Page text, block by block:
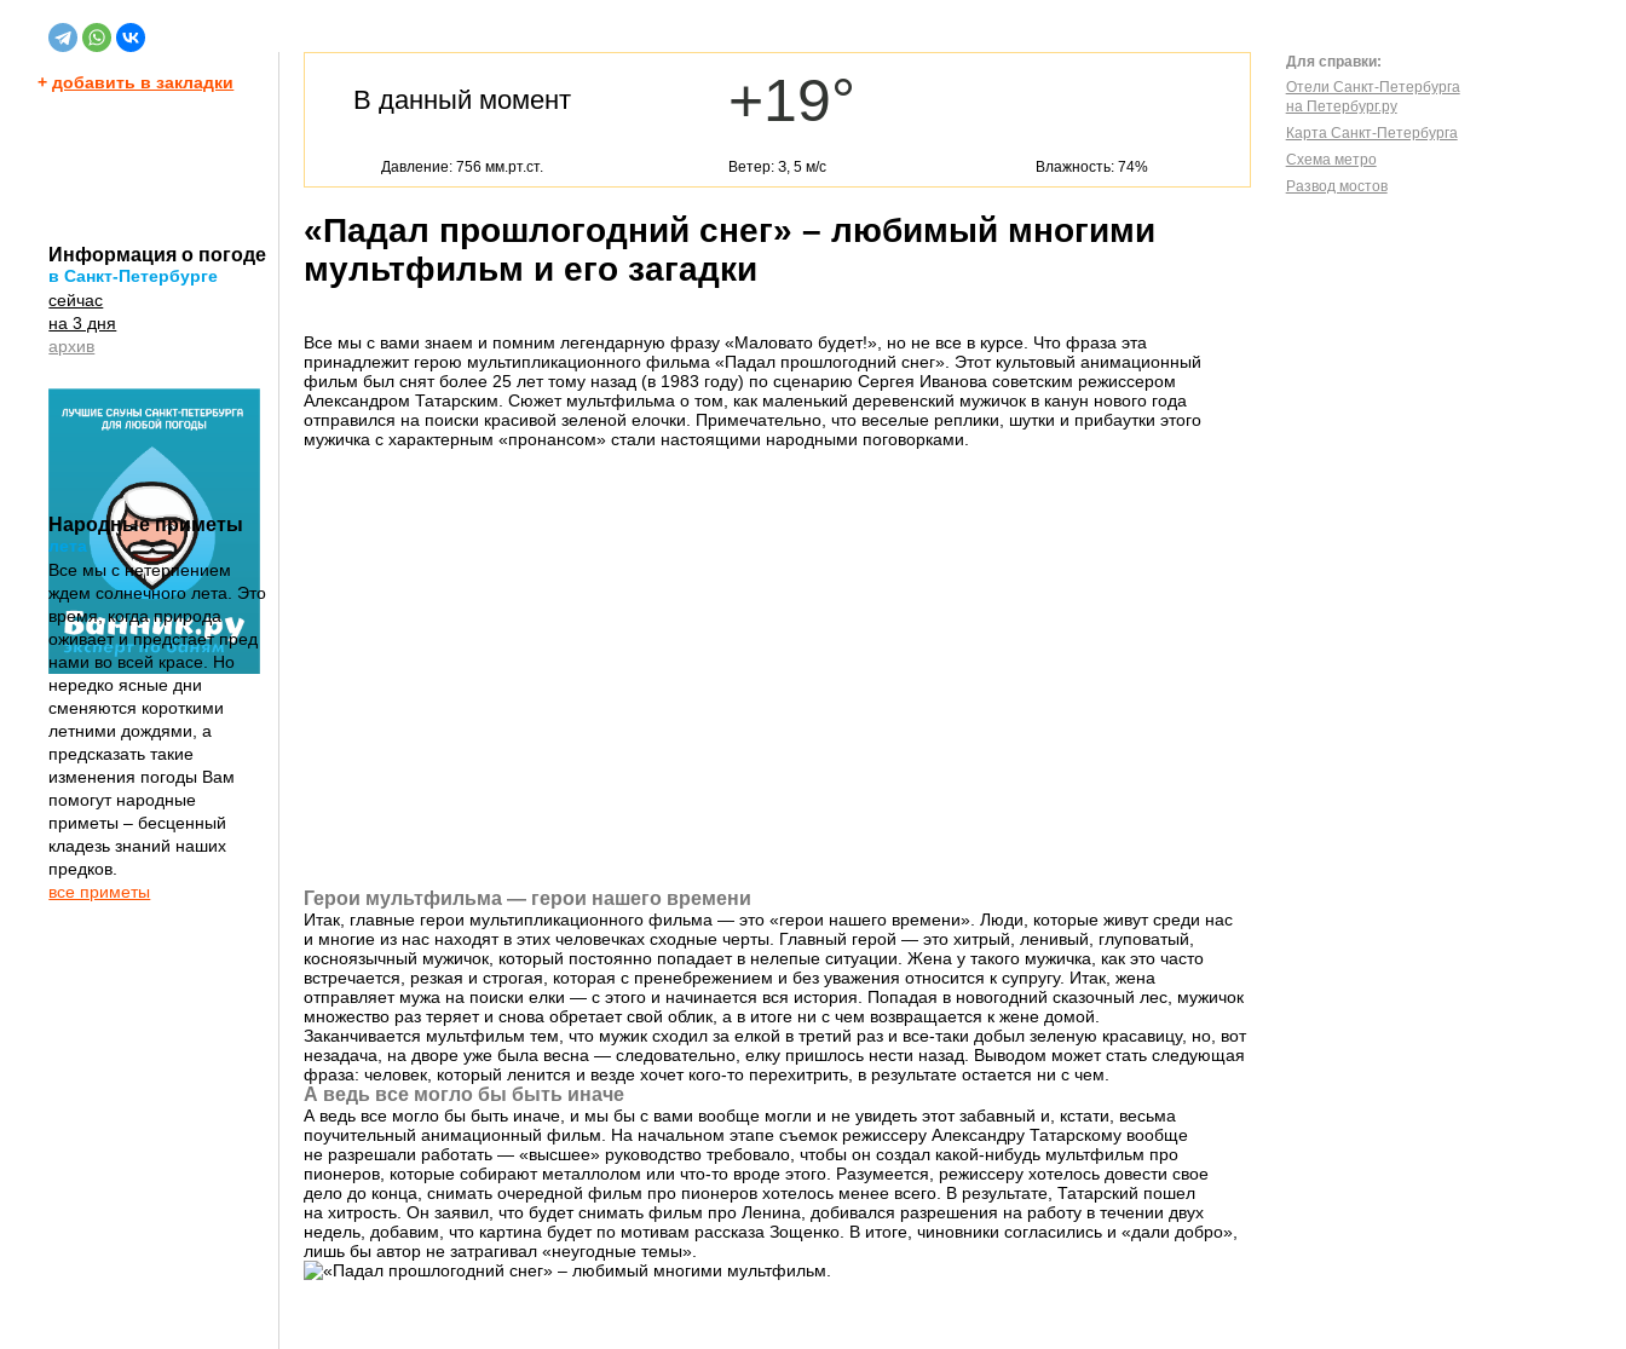
+добавить в закладки
Для справки:
Отели Санкт-Петербурга
на Петербург.ру
Карта Санкт-Петербурга
Схема метро
Развод мостов
Информация о погоде
в Санкт-Петербурге
сейчас
на 3 дня
архив
Народные приметы
лета
Все мы с нетерпением
ждем солнечного лета. Это
время, когда природа
оживает и предстает пред
нами во всей красе. Но
нередко ясные дни
сменяются короткими
летними дождями, а
предсказать такие
изменения погоды Вам
помогут народные
приметы – бесценный
кладезь знаний наших
предков.
все приметы
В данный момент +19°
Давление: 756 мм.рт.ст. Ветер: З, 5 м/с Влажность: 74%
«Падал прошлогодний снег» – любимый многими
мультфильм и его загадки
Все мы с вами знаем и помним легендарную фразу «Маловато будет!», но не все в курсе. Что фраза эта
принадлежит герою мультипликационного фильма «Падал прошлогодний снег». Этот культовый анимационный
фильм был снят более 25 лет тому назад (в 1983 году) по сценарию Сергея Иванова советским режиссером
Александром Татарским. Сюжет мультфильма о том, как маленький деревенский мужичок в канун нового года
отправился на поиски красивой зеленой елочки. Примечательно, что веселые реплики, шутки и прибаутки этого
мужичка с характерным «пронансом» стали настоящими народными поговорками.
Герои мультфильма — герои нашего времени
Итак, главные герои мультипликационного фильма — это «герои нашего времени». Люди, которые живут среди нас
и многие из нас находят в этих человечках сходные черты. Главный герой — это хитрый, ленивый, глуповатый,
косноязычный мужичок, который постоянно попадает в нелепые ситуации. Жена у такого мужичка, как это часто
встречается, резкая и строгая, которая с пренебрежением и без уважения относится к супругу. Итак, жена
отправляет мужа на поиски елки — с этого и начинается вся история. Попадая в новогодний сказочный лес, мужичок
множество раз теряет и снова обретает свой облик, а в итоге ни с чем возвращается к жене домой.
Заканчивается мультфильм тем, что мужик сходил за елкой в третий раз и все-таки добыл зеленую красавицу, но, вот
незадача, на дворе уже была весна — следовательно, елку пришлось нести назад. Выводом может стать следующая
фраза: человек, который ленится и везде хочет кого-то перехитрить, в результате остается ни с чем.
А ведь все могло бы быть иначе
А ведь все могло бы быть иначе, и мы бы с вами вообще могли и не увидеть этот забавный и, кстати, весьма
поучительный анимационный фильм. На начальном этапе съемок режиссеру Александру Татарскому вообще
не разрешали работать — «высшее» руководство требовало, чтобы он создал какой-нибудь мультфильм про
пионеров, которые собирают металлолом или что-то вроде этого. Разумеется, режиссеру хотелось довести свое
дело до конца, снимать очередной фильм про пионеров хотелось менее всего. В результате, Татарский пошел
на хитрость. Он заявил, что будет снимать фильм про Ленина, добивался разрешения на работу в течении двух
недель, добавим, что картина будет по мотивам рассказа Зощенко. В итоге, чиновники согласились и «дали добро»,
лишь бы автор не затрагивал «неугодные темы».